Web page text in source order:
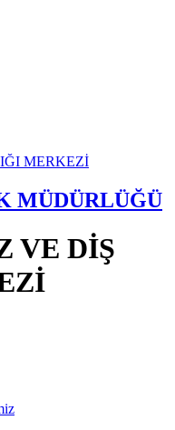
MÜDÜRLÜĞÜ
VE DİŞ